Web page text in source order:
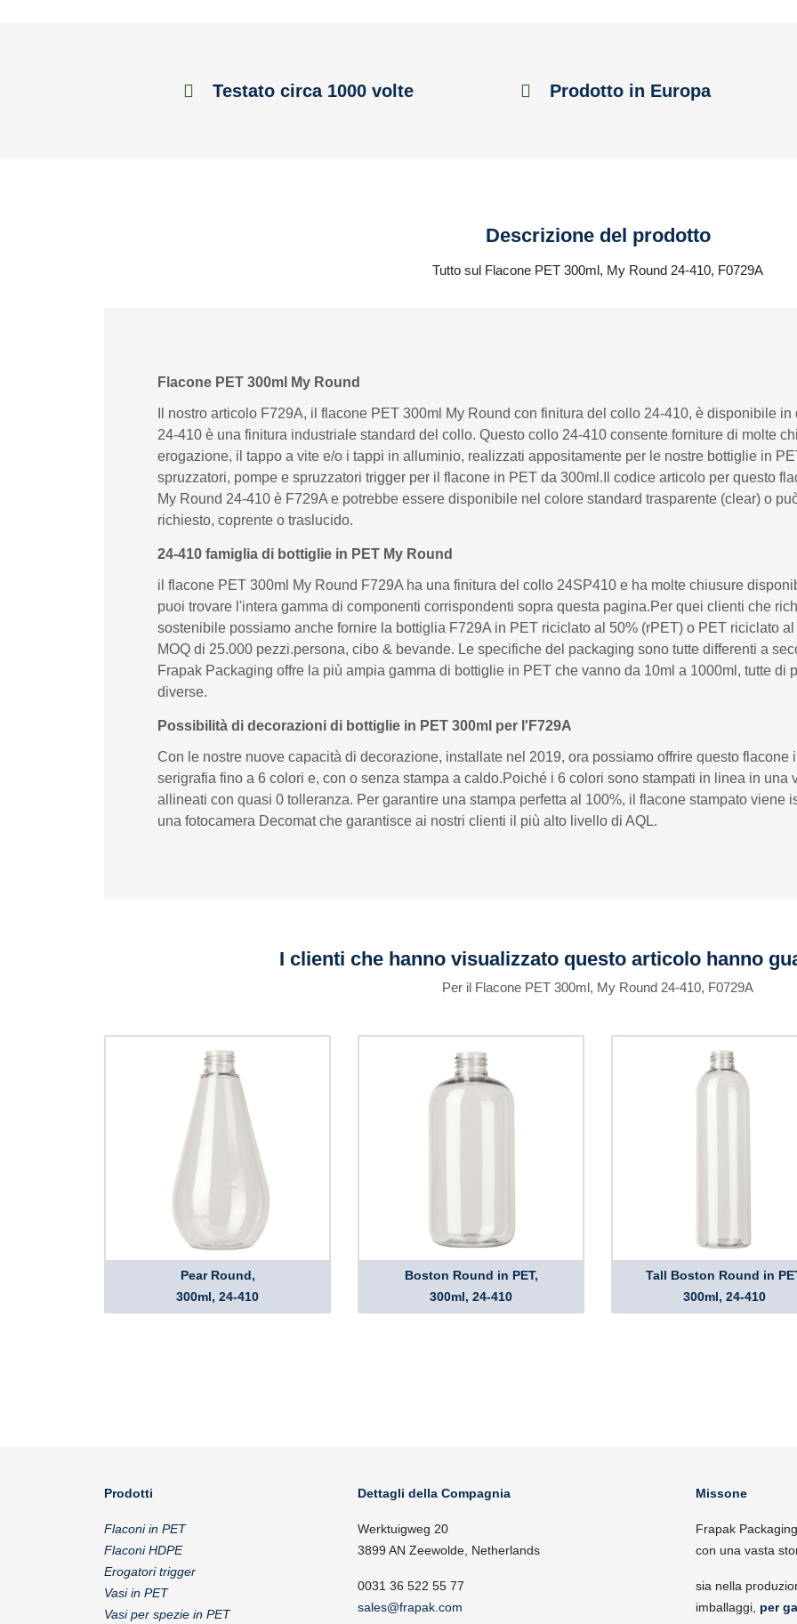
Testato circa 1000 volte Prodotto in Europa
Descrizione del prodotto
Tutto sul Flacone PET 300ml, My Round 24-410, F0729A
Flacone PET 300ml My Round
Il nostro articolo F729A, il flacone PET 300ml My Round con finitura del collo 24-410, è disponibile
24-410 è una finitura industriale standard del collo. Questo collo 24-410 consente forniture di molte
erogazione, il tappo a vite e/o i tappi in alluminio, realizzati appositamente per le nostre bottiglie in
spruzzatori, pompe e spruzzatori trigger per il flacone in PET da 300ml.Il codice articolo per questo
My Round 24-410 è F729A e potrebbe essere disponibile nel colore standard trasparente (clear) o
richiesto, coprente o traslucido.
24-410 famiglia di bottiglie in PET My Round
il flacone PET 300ml My Round F729A ha una finitura del collo 24SP410 e ha molte chiusure
puoi trovare l'intera gamma di componenti corrispondenti sopra questa pagina.Per quei clienti che
sostenibile possiamo anche fornire la bottiglia F729A in PET riciclato al 50% (rPET) o PET riciclato
MOQ di 25.000 pezzi.persona, cibo & bevande. Le specifiche del packaging sono tutte differenti a
Frapak Packaging offre la più ampia gamma di bottiglie in PET che vanno da 10ml a 1000ml, tutte di
diverse.
Possibilità di decorazioni di bottiglie in PET 300ml per l'F729A
Con le nostre nuove capacità di decorazione, installate nel 2019, ora possiamo offrire questo flacone
serigrafia fino a 6 colori e, con o senza stampa a caldo.Poiché i 6 colori sono stampati in linea in una
allineati con quasi 0 tolleranza. Per garantire una stampa perfetta al 100%, il flacone stampato viene
una fotocamera Decomat che garantisce ai nostri clienti il ​​più alto livello di AQL.
I clienti che hanno visualizzato questo articolo hanno
Per il Flacone PET 300ml, My Round 24-410, F0729A
Pear Round,
300ml, 24-410
Boston Round in PET,
300ml, 24-410
Tall Boston Round in
300ml, 24-410
Prodotti
Flaconi in PET
Flaconi HDPE
Erogatori trigger
Vasi in PET
Vasi per spezie in PET
Dettagli della Compagnia
Werktuigweg 20
3899 AN Zeewolde, Netherlands
0031 36 522 55 77
sales@frapak.com
Missone
Frapak
con una vasta
sia nella
imballaggi, per